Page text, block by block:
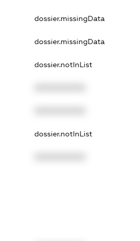
dossier.missingData
dossier.missingData
dossier.notInList
dossier.notInList